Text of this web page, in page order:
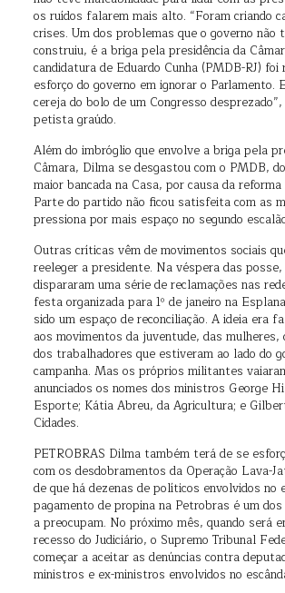
os ruídos falarem mais alto. “Foram criando
crises. Um dos problemas que o governo não
construiu, é a briga pela presidência da
candidatura de Eduardo Cunha (PMDB-RJ)
esforço do governo em ignorar o Parlamento.
cereja do bolo de um Congresso
petista graúdo.
Além do imbróglio que envolve a briga pela
Câmara, Dilma se desgastou com o PMDB,
maior bancada na Casa, por causa da
Parte do partido não ficou satisfeita com as
pressiona por mais espaço no segundo
Outras críticas vêm de movimentos sociais
reeleger a presidente. Na véspera das
dispararam uma série de reclamações nas
festa organizada para 1º de janeiro na
sido um espaço de reconciliação. A ideia era
aos movimentos da juventude, das mulheres,
dos trabalhadores que estiveram ao lado do
campanha. Mas os próprios militantes
anunciados os nomes dos ministros George
Esporte; Kátia Abreu, da Agricultura; e
Cidades.
PETROBRAS Dilma também terá de se
com os desdobramentos da Operação Lava-
de que há dezenas de políticos envolvidos no
pagamento de propina na Petrobras é um
a preocupam. No próximo mês, quando será
recesso do Judiciário, o Supremo Tribunal
começar a aceitar as denúncias contra
ministros e ex-ministros envolvidos no